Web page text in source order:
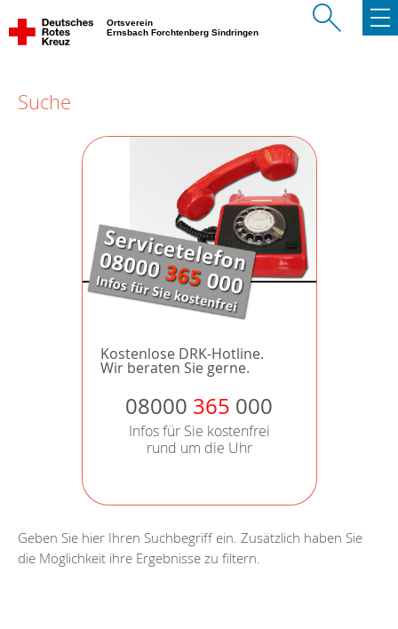
Ortsverein
Ernsbach Forchtenberg Sindringen
Suche
Kostenlose DRK-Hotline.
Wir beraten Sie gerne.
08000 365 000
Infos für Sie kostenfrei
rund um die Uhr
Geben Sie hier Ihren Suchbegriff ein. Zusätzlich haben Sie
die Möglichkeit ihre Ergebnisse zu filtern.